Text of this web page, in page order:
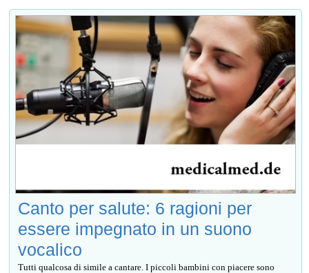
Canto per salute: 6 ragioni per
essere impegnato in un suono
vocalico
Tutti qualcosa di simile a cantare. I piccoli bambini con piacere sono